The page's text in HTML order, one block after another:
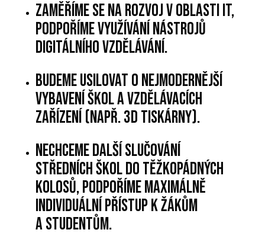
Zaměříme se na rozvoj v oblasti IT,
podpoříme využívání nástrojů
digitálního vzdělávání.
Budeme usilovat o nejmodernější
vybavení škol a vzdělávacích
zařízení (např. 3D tiskárny).
Nechceme další slučování
středních škol do těžkopádných
kolosů, podpoříme maximálně
individuální přístup k žákům
a studentům.